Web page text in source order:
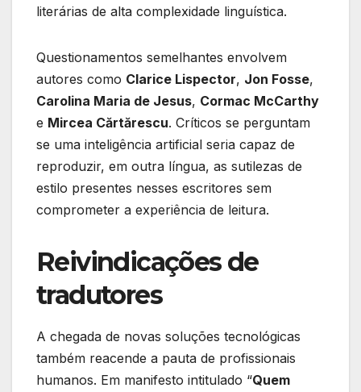
literárias de alta complexidade linguística.
Questionamentos semelhantes envolvem
autores como Clarice Lispector, Jon Fosse,
Carolina Maria de Jesus, Cormac McCarthy
e Mircea Cărtărescu. Críticos se perguntam
se uma inteligência artificial seria capaz de
reproduzir, em outra língua, as sutilezas de
estilo presentes nesses escritores sem
comprometer a experiência de leitura.
Reivindicações de
tradutores
A chegada de novas soluções tecnológicas
também reacende a pauta de profissionais
humanos. Em manifesto intitulado “Quem